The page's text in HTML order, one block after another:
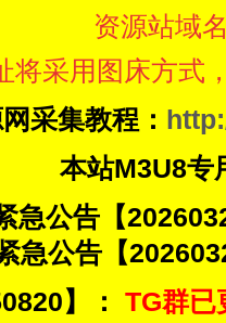
资源站域名
将采用图床方式
采集教程：
本站M3U8专
急公告【
急公告【
】：
TG群已